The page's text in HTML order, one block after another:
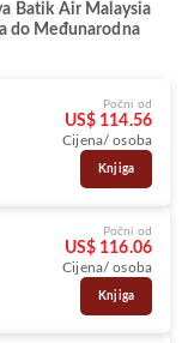
Batik Air Malaysia
do Međunarodna
Počni od
US$ 114.56
Cijena/ osoba
Knjiga
Počni od
US$ 116.06
Cijena/ osoba
Knjiga